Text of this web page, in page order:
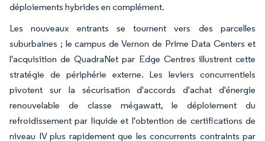
déploiements hybrides en complément.
Les nouveaux entrants se tournent vers des parcelles
suburbaines ; le campus de Vernon de Prime Data Centers et
l'acquisition de QuadraNet par Edge Centres illustrent cette
stratégie de périphérie externe. Les leviers concurrentiels
pivotent sur la sécurisation d'accords d'achat d'énergie
renouvelable de classe mégawatt, le déploiement du
refroidissement par liquide et l'obtention de certifications de
niveau IV plus rapidement que les concurrents contraints par